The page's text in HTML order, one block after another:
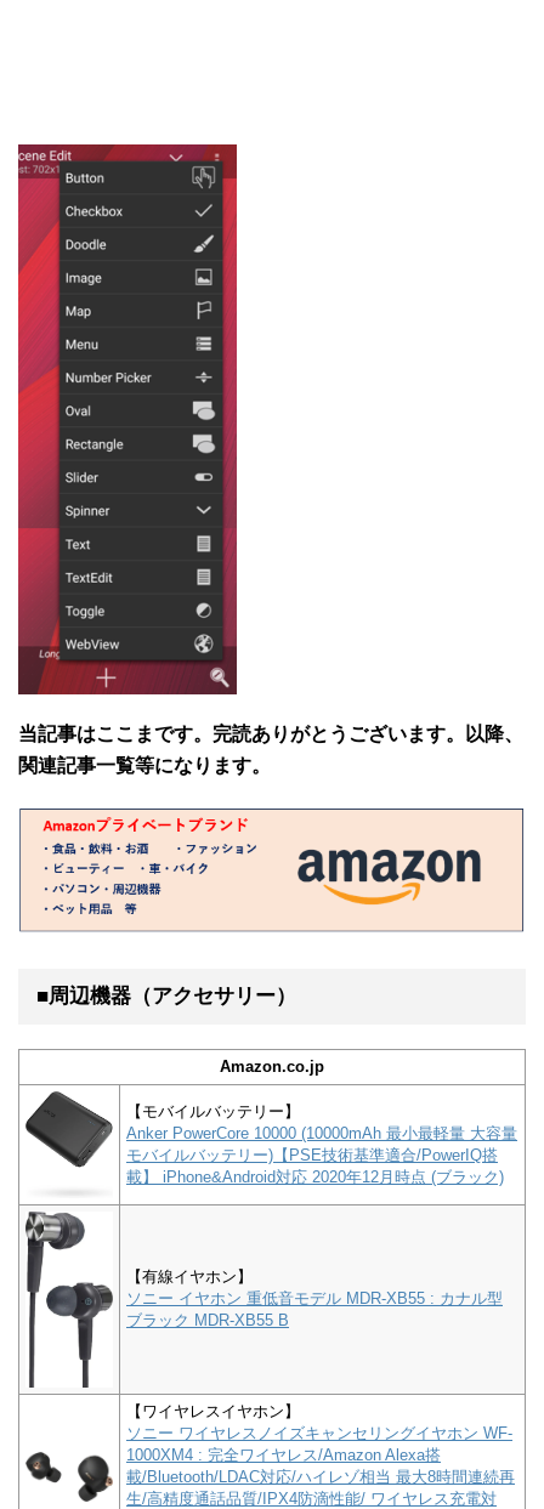
当記事はここまです。完読ありがとうございます。以降、
関連記事一覧等になります。
■周辺機器（アクセサリー）
Amazon.co.jp
【モバイルバッテリー】
Anker PowerCore 10000 (10000mAh 最小最軽量 大容量
モバイルバッテリー)【PSE技術基準適合/PowerIQ搭
載】 iPhone&Android対応 2020年12月時点 (ブラック)
【有線イヤホン】
ソニー イヤホン 重低音モデル MDR-XB55 : カナル型
ブラック MDR-XB55 B
【ワイヤレスイヤホン】
ソニー ワイヤレスノイズキャンセリングイヤホン WF-
1000XM4 : 完全ワイヤレス/Amazon Alexa搭
載/Bluetooth/LDAC対応/ハイレゾ相当 最大8時間連続再
生/高精度通話品質/IPX4防滴性能/ ワイヤレス充電対